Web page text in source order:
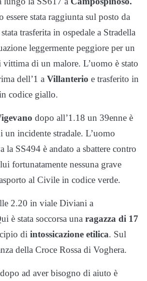
stata raggiunta sul posto da
trasferita in ospedale a Stradella
leggermente peggiore per un
vittima di un malore. L’uomo è stato
dell’1 a Villanterio e trasferito in
codice giallo.
dopo all’1.18 un 39enne è
incidente stradale. L’uomo
la SS494 è andato a sbattere contro
fortunatamente nessuna grave
al Civile in codice verde.
2.20 in viale Diviani a
è stata soccorsa una ragazza di 17
di intossicazione etilica. Sul
della Croce Rossa di Voghera.
ad aver bisogno di aiuto è